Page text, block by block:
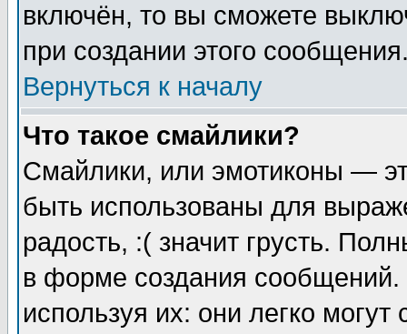
включён, то вы сможете
при создании этого
Вернуться к началу
Что такое смайлики?
Смайлики, или эмотиконы —
быть использованы для
радость, :( значит грусть.
в форме создания сообщений.
используя их: они легко